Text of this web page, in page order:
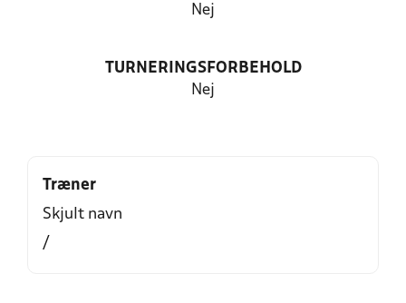
Nej
TURNERINGSFORBEHOLD
Nej
Træner
Skjult navn
/